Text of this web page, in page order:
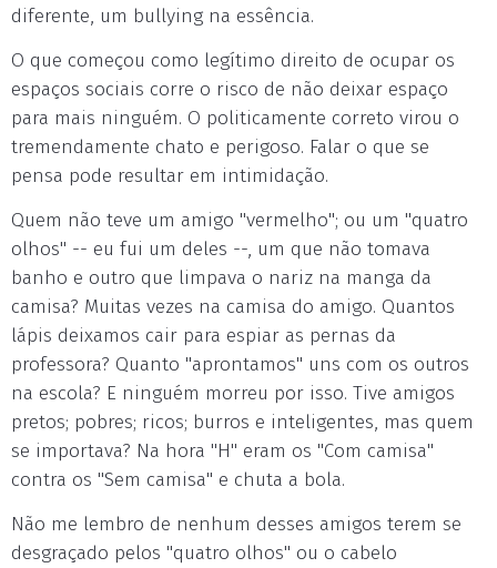
diferente, um bullying na essência.
O que começou como legítimo direito de ocupar os
espaços sociais corre o risco de não deixar espaço
para mais ninguém. O politicamente correto virou o
tremendamente chato e perigoso. Falar o que se
pensa pode resultar em intimidação.
Quem não teve um amigo "vermelho"; ou um "quatro
olhos" -- eu fui um deles --, um que não tomava
banho e outro que limpava o nariz na manga da
camisa? Muitas vezes na camisa do amigo. Quantos
lápis deixamos cair para espiar as pernas da
professora? Quanto "aprontamos" uns com os outros
na escola? E ninguém morreu por isso. Tive amigos
pretos; pobres; ricos; burros e inteligentes, mas quem
se importava? Na hora "H" eram os "Com camisa"
contra os "Sem camisa" e chuta a bola.
Não me lembro de nenhum desses amigos terem se
desgraçado pelos "quatro olhos" ou o cabelo